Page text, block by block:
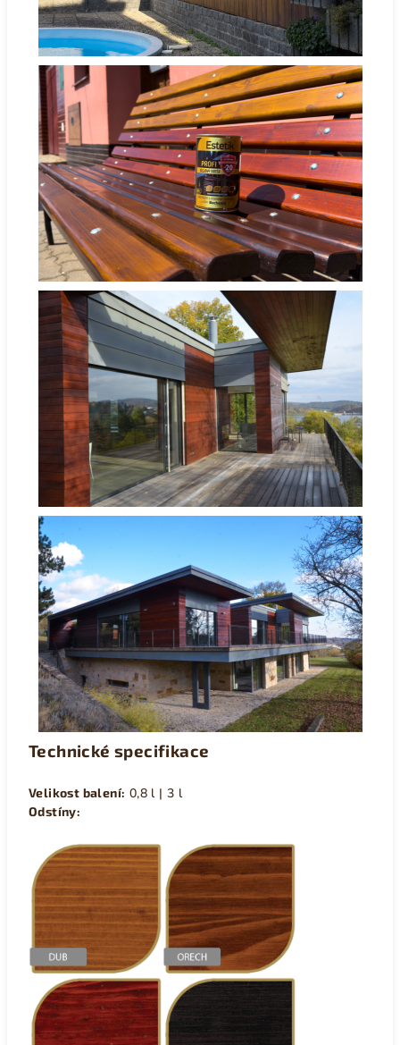
Technické specifikace
Velikost balení: 0,8 l | 3 l
Odstíny: